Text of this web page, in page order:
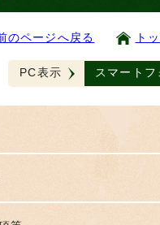
のページへ戻る ト
PC表示 スマートフ